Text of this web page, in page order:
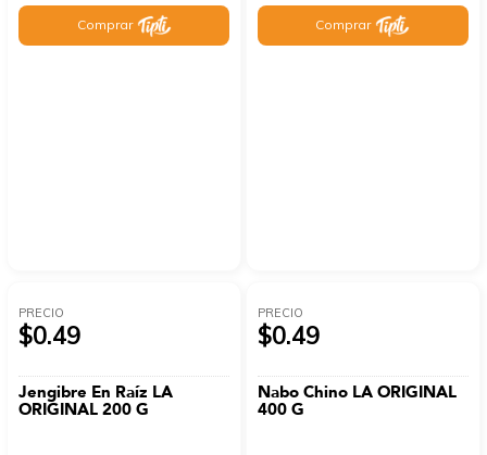
Comprar Comprar
PRECIO
$0.49
Jengibre En Raíz LA
ORIGINAL 200 G
PRECIO
$0.49
Nabo Chino LA ORIGINAL
400 G